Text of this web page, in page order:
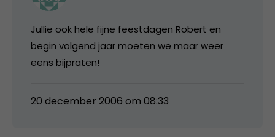
Jullie ook hele fijne feestdagen Robert en
begin volgend jaar moeten we maar weer
eens bijpraten!
20 december 2006 om 08:33